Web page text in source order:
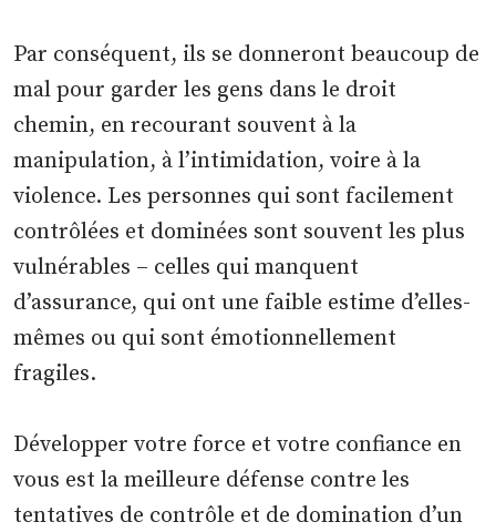
Par conséquent, ils se donneront beaucoup de
mal pour garder les gens dans le droit
chemin, en recourant souvent à la
manipulation, à l’intimidation, voire à la
violence. Les personnes qui sont facilement
contrôlées et dominées sont souvent les plus
vulnérables – celles qui manquent
d’assurance, qui ont une faible estime d’elles-
mêmes ou qui sont émotionnellement
fragiles.
Développer votre force et votre confiance en
vous est la meilleure défense contre les
tentatives de contrôle et de domination d’un